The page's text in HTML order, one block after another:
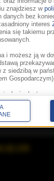
z
.Aplikacje
Fakty Grupa
znajdziesz w
danych bez
interes
się takiemu
i możesz ją w
z siedzibą w
żądania dostępu,
danych, a
Danych
jak wykonać